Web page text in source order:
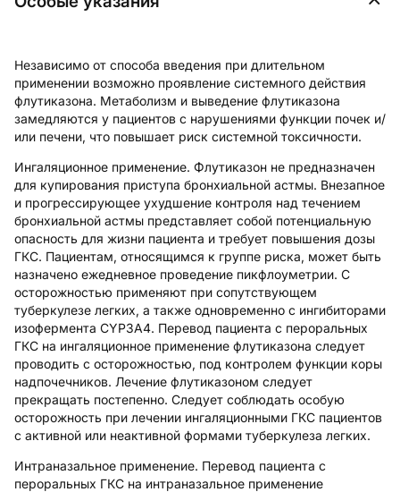
Независимо от способа введения при длительном
применении возможно проявление системного действия
флутиказона. Метаболизм и выведение флутиказона
замедляются у пациентов с нарушениями функции почек и/
или печени, что повышает риск системной токсичности.
Ингаляционное применение. Флутиказон не предназначен
для купирования приступа бронхиальной астмы. Внезапное
и прогрессирующее ухудшение контроля над течением
бронхиальной астмы представляет собой потенциальную
опасность для жизни пациента и требует повышения дозы
ГКС. Пациентам, относящимся к группе риска, может быть
назначено ежедневное проведение пикфлоуметрии. С
осторожностью применяют при сопутствующем
туберкулезе легких, а также одновременно с ингибиторами
изофермента CYP3A4. Перевод пациента с пероральных
ГКС на ингаляционное применение флутиказона следует
проводить с осторожностью, под контролем функции коры
надпочечников. Лечение флутиказоном следует
прекращать постепенно. Следует соблюдать особую
осторожность при лечении ингаляционными ГКС пациентов
с активной или неактивной формами туберкулеза легких.
Интраназальное применение. Перевод пациента с
пероральных ГКС на интраназальное применение